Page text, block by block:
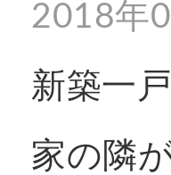
施工事例
特殊事例
2018年
新築一
家の隣